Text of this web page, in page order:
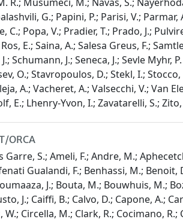
G.; Papini, P.; Parisi, V.; Parmar,
Popa, V.; Pradier, T.; Prado, J.;
E.; Saina, A.; Salesa Greus, F.;
J.; Seneca, J.; Sevle Myhr,
O.; Stavropoulos, D.; Stekl, I.;
A.; Vacheret, A.; Valsecchi, V.; Van
E.; Lhenry-Yvon, I.; Zavatarelli, S.; Zito,
ORCA
S.; Ameli, F.; Andre, M.;
Gualandi, F.; Benhassi, M.; Benoit,
J.; Bouta, M.; Bouwhuis, M.;
J.; Caiffi, B.; Calvo, D.; Capone, A.;
Circella, M.; Clark, R.; Cocimano,